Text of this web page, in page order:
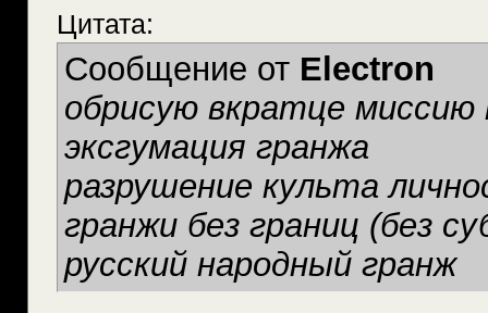
Цитата:
Сообщение от Electron
обрисую вкратце миссию
эксгумация гранжа
разрушение культа
гранжи без границ (без
русский народный гранж